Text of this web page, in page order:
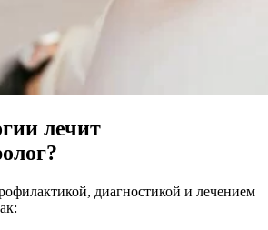
лечит
диагностикой и лечением